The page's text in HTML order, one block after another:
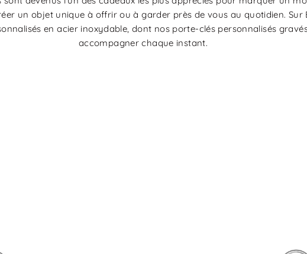
un objet unique à offrir ou à garder près de vous au quotidien. Sur
en acier inoxydable, dont nos porte-clés personnalisés
accompagner chaque instant.